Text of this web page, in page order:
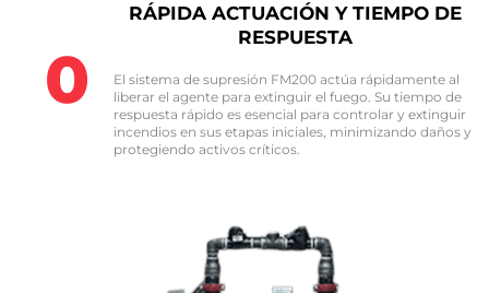
RÁPIDA ACTUACIÓN Y TIEMPO DE
RESPUESTA
El sistema de supresión FM200 actúa rápidamente al
liberar el agente para extinguir el fuego. Su tiempo de
respuesta rápido es esencial para controlar y extinguir
incendios en sus etapas iniciales, minimizando daños y
protegiendo activos críticos.
0